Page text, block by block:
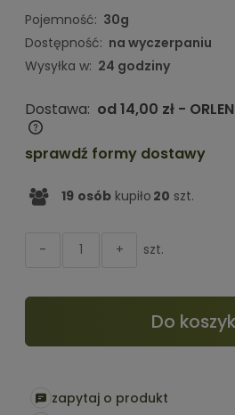
Pojemność: 30g
Dostępność: na wyczerpaniu
Wysyłka w: 24 godziny
Dostawa: od 14,00 zł -
Cena nie zawiera
sprawdź formy dostawy
19 osób kupiło 20 szt.
+
- szt.
Do
zapytaj o produkt